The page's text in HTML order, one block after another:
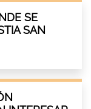
SE
SAN